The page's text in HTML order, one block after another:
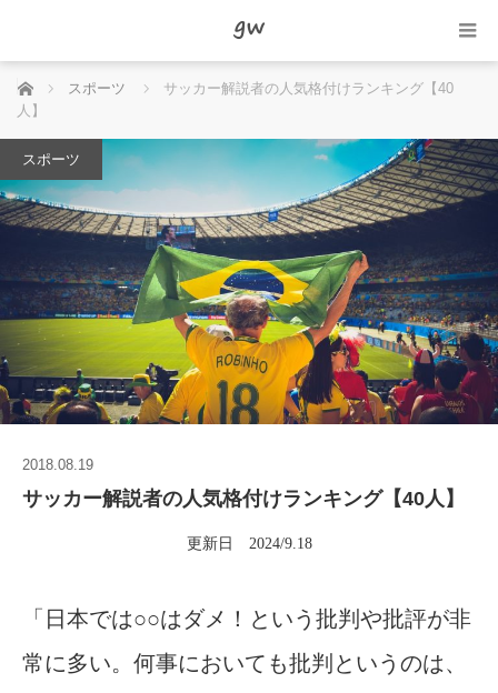
ホーム スポーツ
サッカー解説者の人気格付けランキング【40
人】
スポーツ
2018.08.19
サッカー解説者の人気格付けランキング【40人】
更新日 2024/9.18
「日本では○○はダメ！という批判や批評が非
常に多い。何事においても批判というのは、